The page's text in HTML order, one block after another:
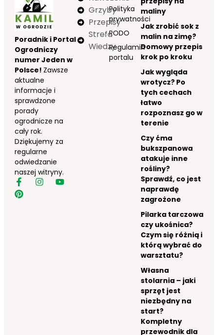
Poradnik i Portal
Ogrodniczy
numer Jeden w
Polsce! Zawsze
aktualne
informacje i
sprawdzone
porady
ogrodnicze na
cały rok.
Dziękujemy za
regularne
odwiedzanie
naszej witryny.
Polityka
prywatności
RODO
Regulamin
portalu
Grzyby
Przepisy
Strefa
Wiedzy
maliny
Jak zrobić sok z
malin na zimę?
Domowy przepis
krok po kroku
Jak wygląda
wrotycz? Po
tych cechach
łatwo
rozpoznasz go w
terenie
Czy ćma
bukszpanowa
atakuje inne
rośliny?
Sprawdź, co jest
naprawdę
zagrożone
Pilarka tarczowa
czy ukośnica?
Czym się różnią i
którą wybrać do
warsztatu?
Własna
stolarnia – jaki
sprzęt jest
niezbędny na
start?
Kompletny
przewodnik dla